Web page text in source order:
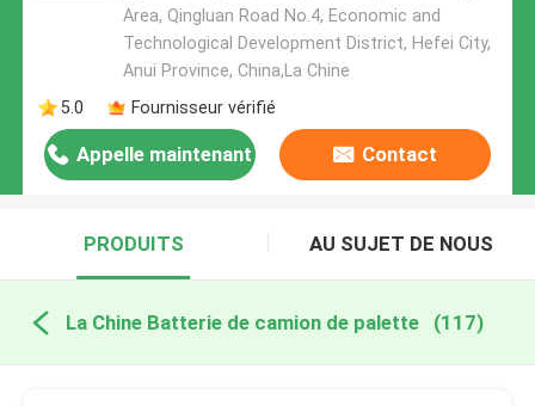
Area, Qingluan Road No.4, Economic and
Technological Development District, Hefei City,
Anui Province, China,La Chine
5.0
Fournisseur vérifié
Appelle maintenant Contact
PRODUITS AU SUJET DE NOUS
La Chine Batterie de camion de palette (117)